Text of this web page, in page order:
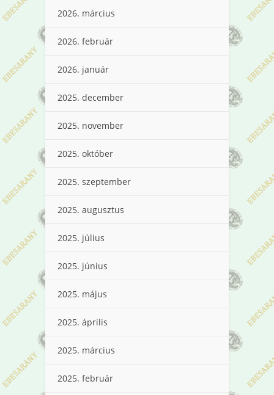
2026. március
2026. február
2026. január
2025. december
2025. november
2025. október
2025. szeptember
2025. augusztus
2025. július
2025. június
2025. május
2025. április
2025. március
2025. február